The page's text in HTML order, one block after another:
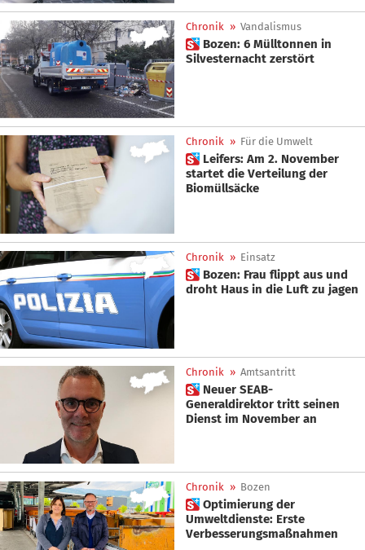
Chronik » Vandalismus
 Bozen: 6 Mülltonnen in
Silvesternacht zerstört
Chronik » Für die Umwelt
 Leifers: Am 2. November
startet die Verteilung der
Biomüllsäcke
Chronik » Einsatz
 Bozen: Frau flippt aus und
droht Haus in die Luft zu jagen
Chronik » Amtsantritt
 Neuer SEAB-
Generaldirektor tritt seinen
Dienst im November an
Chronik » Bozen
 Optimierung der
Umweltdienste: Erste
Verbesserungsmaßnahmen